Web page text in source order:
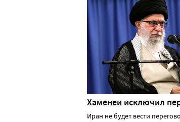
Хаменеи исключил
Иран не будет вести